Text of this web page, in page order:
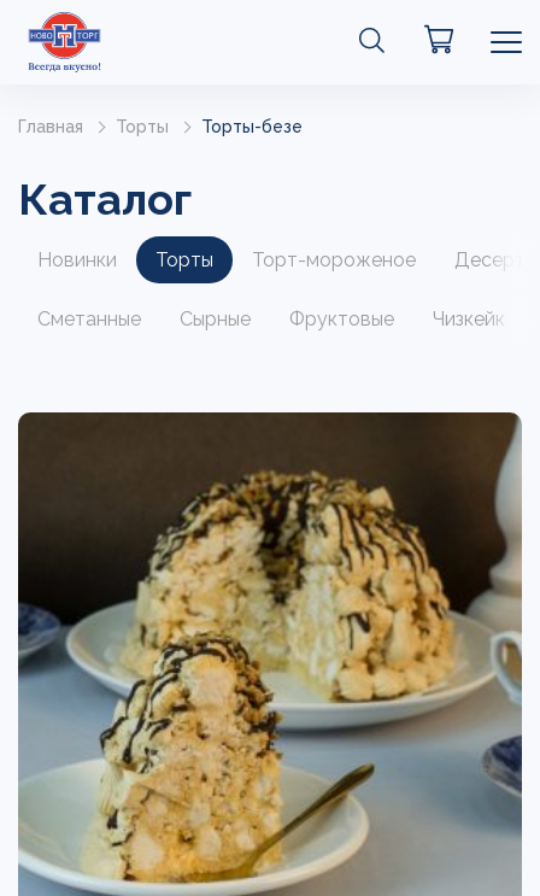
Главная Торты Торты-безе
Каталог
Новинки Торты Торт-мороженое Десерты
Сметанные Сырные Фруктовые Чизкейк